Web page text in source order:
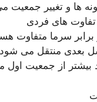
ها و تغییر جمعیت
تفاوت های فردی
برابر سرما متفاوت
بعدی منتقل می شود.
بیشتر از جمعیت